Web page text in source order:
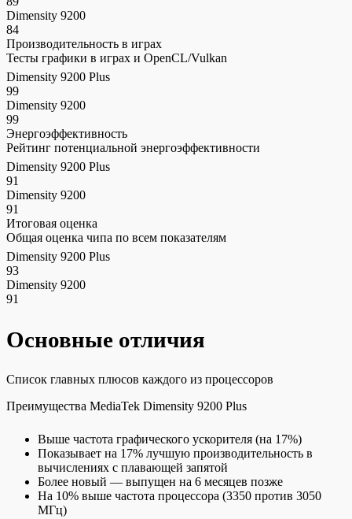
Dimensity 9200
84
Производительность в играх
Тесты графики в играх и OpenCL/Vulkan
Dimensity 9200 Plus
99
Dimensity 9200
99
Энергоэффективность
Рейтинг потенциальной энергоэффективности
Dimensity 9200 Plus
91
Dimensity 9200
91
Итоговая оценка
Общая оценка чипа по всем показателям
Dimensity 9200 Plus
93
Dimensity 9200
91
Основные отличия
Список главных плюсов каждого из процессоров
Преимущества MediaTek Dimensity 9200 Plus
Выше частота графического ускорителя (на 17%)
Показывает на 17% лучшую производительность в
вычислениях с плавающей запятой
Более новый — выпущен на 6 месяцев позже
На 10% выше частота процессора (3350 против 3050
МГц)